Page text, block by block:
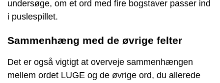
undersøge, om et ord med fire bogstaver passer ind
i puslespillet.
Sammenhæng med de øvrige felter
Det er også vigtigt at overveje sammenhængen
mellem ordet LUGE og de øvrige ord, du allerede